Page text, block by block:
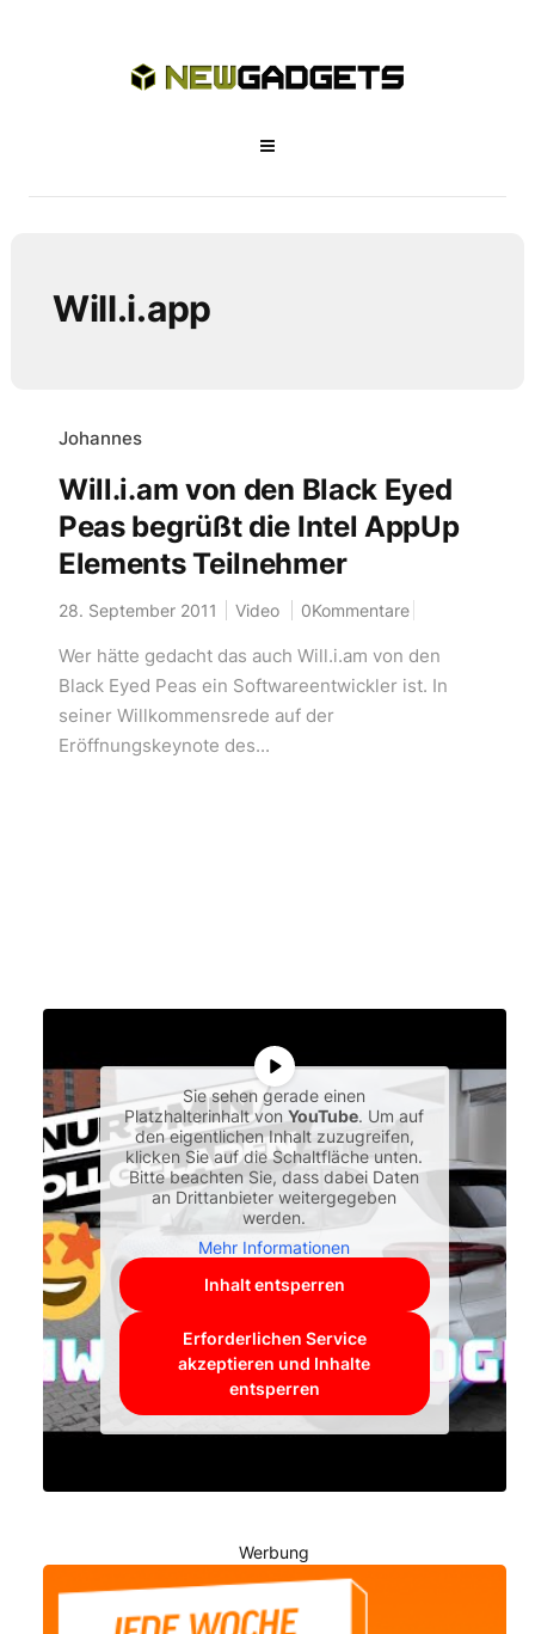
Will.i.app
Johannes
Will.i.am von den Black Eyed
Peas begrüßt die Intel AppUp
Elements Teilnehmer
28. September 2011 Video 0Kommentare
Wer hätte gedacht das auch Will.i.am von den
Black Eyed Peas ein Softwareentwickler ist. In
seiner Willkommensrede auf der
Eröffnungskeynote des...
Sie sehen gerade einen
Platzhalterinhalt vonYouTube. Um auf
den eigentlichen Inhalt zuzugreifen,
klicken Sie auf die Schaltfläche unten.
Bitte beachten Sie, dass dabei Daten
an Drittanbieter weitergegeben
werden.
Mehr Informationen
Inhalt entsperren
Erforderlichen Service
akzeptieren und Inhalte
entsperren
Werbung